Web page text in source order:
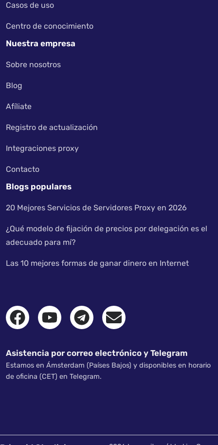
Casos de uso
Centro de conocimiento
Nuestra empresa
Sobre nosotros
Blog
Afíliate
Registro de actualización
Integraciones proxy
Contacto
Blogs populares
20 Mejores Servicios de Servidores Proxy en 2026
¿Qué modelo de fijación de precios por delegación es el
adecuado para mí?
Las 10 mejores formas de ganar dinero en Internet
Asistencia por correo electrónico y Telegram
Estamos en Ámsterdam (Países Bajos) y disponibles en horario
de oficina (CET) en Telegram.